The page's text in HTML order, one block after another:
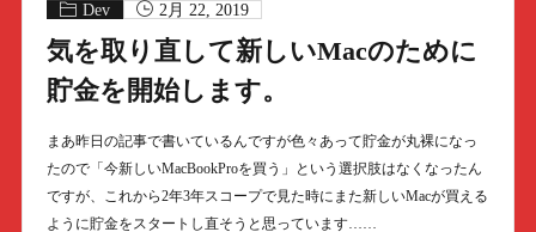
Dev 2月 22, 2019
気を取り直して新しいMacのために
貯金を開始します。
まあ昨日の記事で書いているんですが色々あって貯金が丸裸になっ
たので「今新しいMacBookProを買う」という選択肢はなくなったん
ですが、これから2年3年スコープで見た時にまた新しいMacが買える
ように貯金をスタートし直そうと思っています……